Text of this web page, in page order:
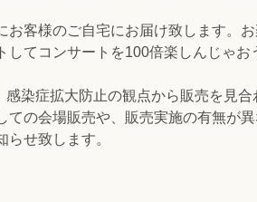
お客様のご自宅にお届け致します。お
してコンサートを100倍楽しんじゃお
染症拡大防止の観点から販売を見
ての会場販売や、販売実施の有無が
せ致します。